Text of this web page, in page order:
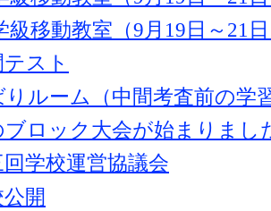
級移動教室（9月19日～21
スト
りルーム（中間考査前の学
ブロック大会が始まりまし
回学校運営協議会
開